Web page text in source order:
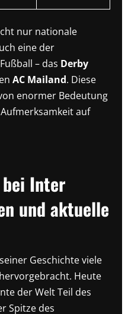
nur nationale
eine der
– das Derby
AC Mailand. Diese
enormer Bedeutung
auf
Inter
und aktuelle
Geschichte viele
Heute
der Welt Teil des
Spitze des